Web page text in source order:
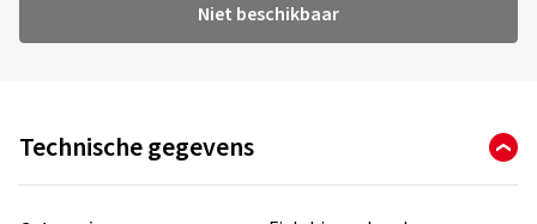
Niet beschikbaar
Technische gegevens